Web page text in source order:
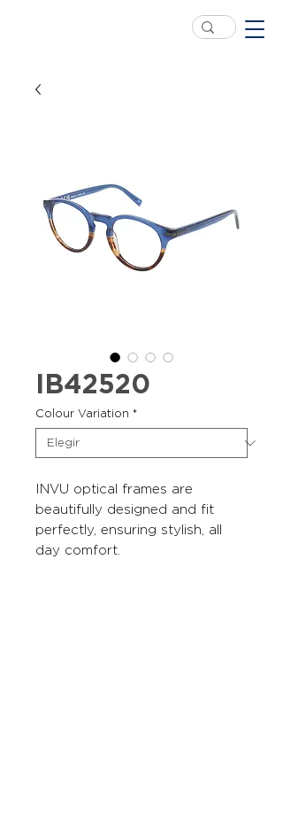
IB42520
Colour Variation *
INVU optical frames are
beautifully designed and fit
perfectly, ensuring stylish, all
day comfort.